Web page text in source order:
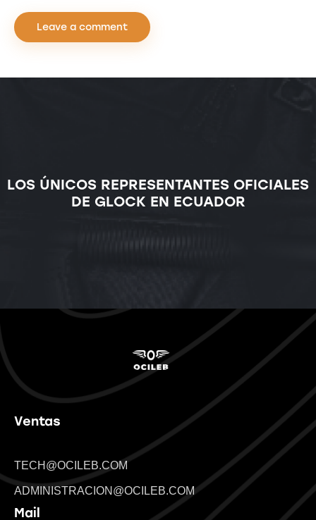
LOS ÚNICOS REPRESENTANTES OFICIALES
DE GLOCK EN ECUADOR
Ventas
TECH@OCILEB.COM
ADMINISTRACION@OCILEB.COM
Mail